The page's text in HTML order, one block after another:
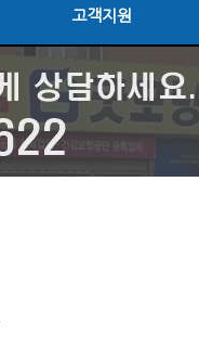
고객지원